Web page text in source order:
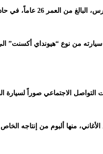
على أحد الطرق الخارجية في لبنان.
من نوع “هيونداي أكسنت”
الاجتماعي صوراً لسيارة
منها ألبوم من إنتاجه